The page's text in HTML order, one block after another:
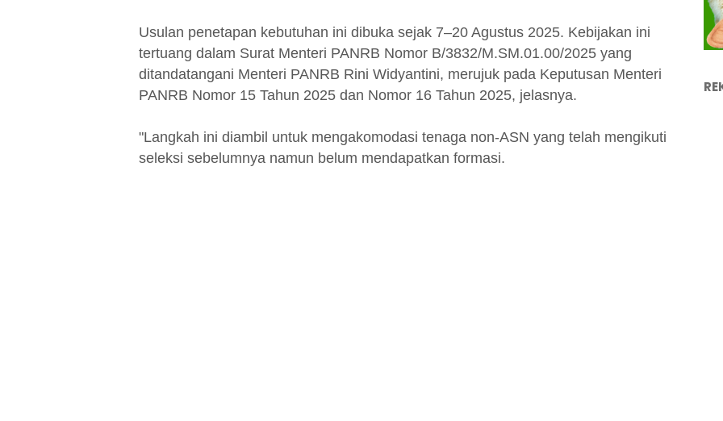
Usulan penetapan kebutuhan ini dibuka sejak 7–20 Agustus 2025. Kebijakan ini
tertuang dalam Surat Menteri PANRB Nomor B/3832/M.SM.01.00/2025 yang
ditandatangani Menteri PANRB Rini Widyantini, merujuk pada Keputusan Menteri
PANRB Nomor 15 Tahun 2025 dan Nomor 16 Tahun 2025, jelasnya.
"Langkah ini diambil untuk mengakomodasi tenaga non-ASN yang telah mengikuti
seleksi sebelumnya namun belum mendapatkan formasi.